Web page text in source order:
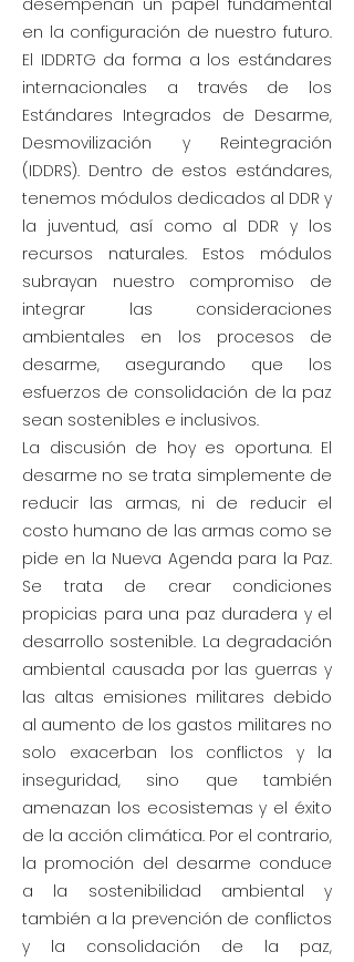
desempeñan un papel fundamental
en la configuración de nuestro futuro.
El IDDRTG da forma a los estándares
internacionales a través de los
Estándares Integrados de Desarme,
Desmovilización y Reintegración
(IDDRS). Dentro de estos estándares,
tenemos módulos dedicados al DDR y
la juventud, así como al DDR y los
recursos naturales. Estos módulos
subrayan nuestro compromiso de
integrar las consideraciones
ambientales en los procesos de
desarme, asegurando que los
esfuerzos de consolidación de la paz
sean sostenibles e inclusivos.
La discusión de hoy es oportuna. El
desarme no se trata simplemente de
reducir las armas, ni de reducir el
costo humano de las armas como se
pide en la Nueva Agenda para la Paz.
Se trata de crear condiciones
propicias para una paz duradera y el
desarrollo sostenible. La degradación
ambiental causada por las guerras y
las altas emisiones militares debido
al aumento de los gastos militares no
solo exacerban los conflictos y la
inseguridad, sino que también
amenazan los ecosistemas y el éxito
de la acción climática. Por el contrario,
la promoción del desarme conduce
a la sostenibilidad ambiental y
también a la prevención de conflictos
y la consolidación de la paz,